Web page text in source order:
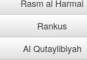
Rasm al Harmal
Rankus
Al Qutaylibiyah